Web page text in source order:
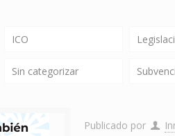
ICO
Sin categorizar
Publicado por